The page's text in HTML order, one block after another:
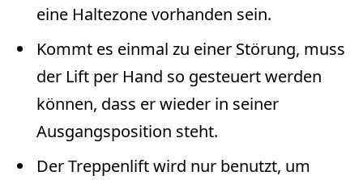
eine Haltezone vorhanden sein.
Kommt es einmal zu einer Störung, muss
der Lift per Hand so gesteuert werden
können, dass er wieder in seiner
Ausgangsposition steht.
Der Treppenlift wird nur benutzt, um